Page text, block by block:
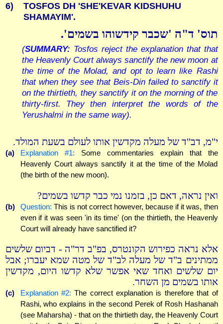
6)
TOSFOS DH 'SHE'KEVAR KIDSHUHU
SHAMAYIM'.
תוס' ד"ה 'שכבר קידשוהו בשמים'.
(SUMMARY: Tosfos reject the explanation that that
the Heavenly Court always sanctify the new moon at
the time of the Molad, and opt to learn like Rashi
that when they see that Beis-Din failed to sanctify it
on the thirtieth, they sanctify it on the morning of the
thirty-first. They then interpret the words of the
Yerushalmi in the same way).
י"מ, דב"ד של מעלה מקדשין אותו לעולם בשעת המולד.
(a) Explanation #1: Some commentaries explain that the
Heavenly Court always sanctify it at the time of the Molad
(the birth of the new moon).
ואין נראה, דאם כן, בזמנו נמי כבר קדשו בשמים?
(b) Question: This is not correct however, because if it was, then
even if it was seen 'in its time' (on the thirtieth, the Heavenly
Court will already have sanctified it?
אלא נראה כפירוש הקונטרס, בפ"ב דר"ה - דביום שלשים
ממתינים ב"ד של מעלה לב"ד של מטה שמא יעברו; אבל
יום שלשים ואחד שאי אפשר שלא קדשו היום, מקדשין
אותו בשמים מן השחר.
(c) Explanation #2: The correct explanation is therefore that of
Rashi, who explains in the second Perek of Rosh Hashanah
(see Maharsha) - that on the thirtieth day, the Heavenly Court